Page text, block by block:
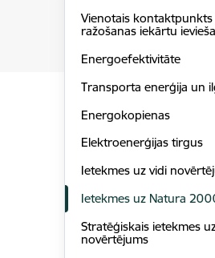
Vienotais kontaktpunkts
ražošanas iekārtu
Energoefektivitāte
Transporta enerģija un
Energokopienas
Elektroenerģijas tirgus
Ietekmes uz vidi
Ietekmes uz Natura
Stratēģiskais ietekmes
novērtējums